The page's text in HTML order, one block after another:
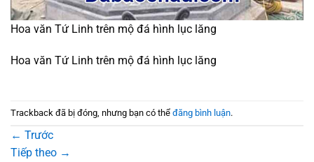
Hoa văn Tứ Linh trên mộ đá hình lục lăng
Hoa văn Tứ Linh trên mộ đá hình lục lăng
Trackback đã bị đóng, nhưng bạn có thể đăng bình luận.
← Trước
Tiếp theo →